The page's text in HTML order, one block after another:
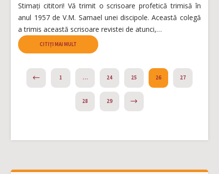
Stimați cititori! Vă trimit o scrisoare profetică trimisă în
anul 1957 de V.M. Samael unei discipole. Această colegă
a trimis această scrisoare revistei de atunci,…
CITIȚI MAI MULT
PREVIOUS1 … 24 25 26 27
28 29